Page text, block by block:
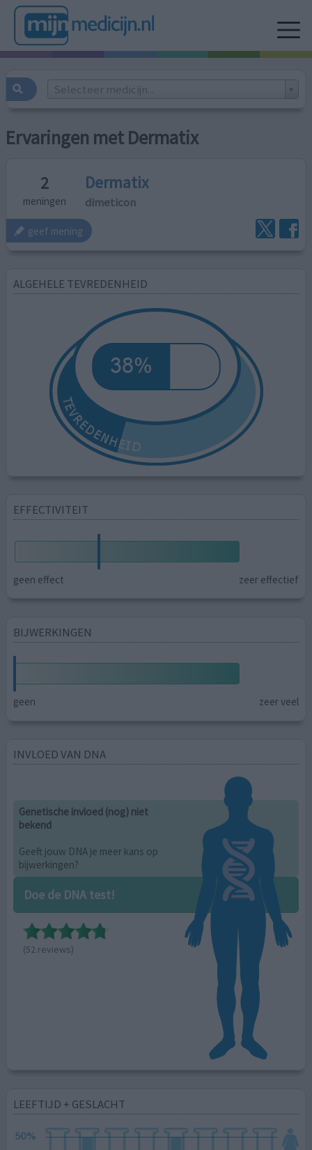
Selecteer medicijn...
Ervaringen met Dermatix
2
meningen
Dermatix
dimeticon
geef mening
ALGEHELE TEVREDENHEID
EFFECTIVITEIT
geen effect zeer effectief
BIJWERKINGEN
geen zeer veel
INVLOED VAN DNA
Genetische invloed (nog) niet
bekend
Geeft jouw DNA je meer kans op
bijwerkingen?
Doe de DNA test!
(52 reviews)
LEEFTIJD + GESLACHT